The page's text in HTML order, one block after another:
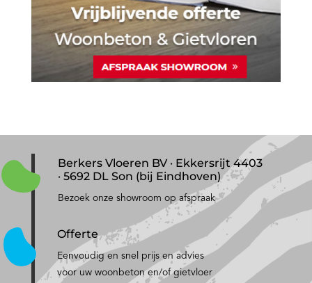
Berkers Vloeren BV · Ekkersrijt 4403
· 5692 DL Son (bij Eindhoven)
Bezoek onze showroom op afspraak
Offerte
Eenvoudig en snel prijs en advies
voor uw woonbeton en/of gietvloer